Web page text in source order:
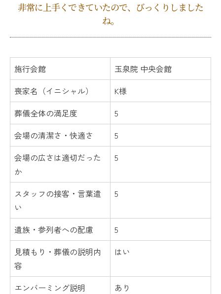
非常に上手くできていたので、びっくりしました
ね。
施行会館
玉泉院 中央会館
喪家名（イニシャル）
K様
葬儀全体の満足度
5
会場の清潔さ・快適さ
5
会場の広さは適切だった
か
5
スタッフの接客・言葉遣
い
5
遺族・参列者への配慮
5
見積もり・葬儀の説明内
容
はい
エンバーミング説明
あり